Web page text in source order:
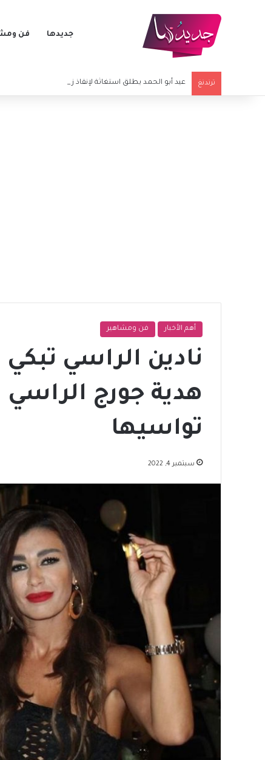
جديدها فن
ترندنغ عيد أبو الحمد يطلق استغاثة لإنقاذ زوجته.. أزمة صحية
أهم الأخبار فن ومشاهير
نادين الراسي
هدية جورج
تواسيها
سبتمبر 4, 2022